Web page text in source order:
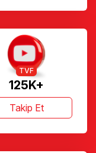
125K+
TVF
Takip Et